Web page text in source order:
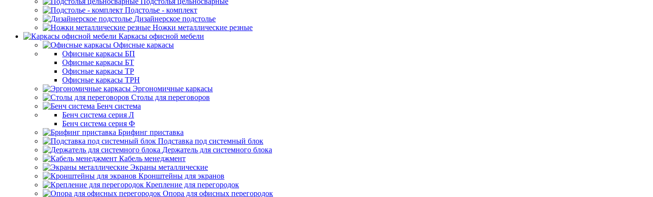
Подстолье - комплект
Дизайнерское подстолье
Ножки металлические резные
Каркасы офисной мебели
Офисные каркасы
Офисные каркасы БП
Офисные каркасы БТ
Офисные каркасы ТР
Офисные каркасы ТРН
Эргономичные каркасы
Столы для переговоров
Бенч система
Бенч система серия Л
Бенч система серия Ф
Брифинг приставка
Подставка под системный блок
Держатель для системного блока
Кабель менеджмент
Экраны металлические
Кронштейны для экранов
Крепление для перегородок
Опора для офисных перегородок